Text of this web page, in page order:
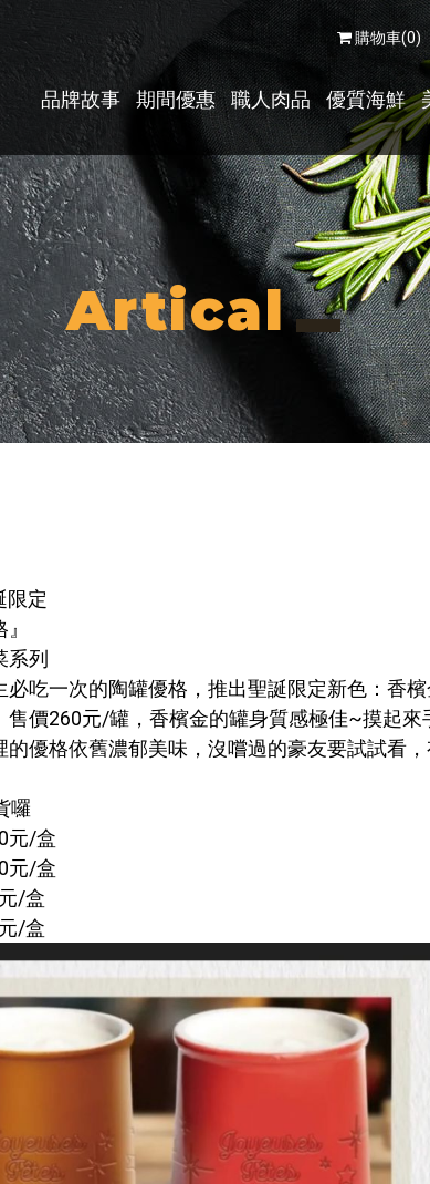
品牌故事 期間優惠 職人肉品 優質海鮮
購物車(0)
Artical
限定
系列
必吃一次的陶罐優格，推出聖誕限定新色：香
售價260元/罐，香檳金的罐身質感極佳~摸起
的優格依舊濃郁美味，沒嚐過的豪友要試試看
囉
元/盒
元/盒
/盒
/盒